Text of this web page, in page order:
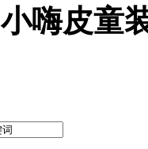
小嗨皮童